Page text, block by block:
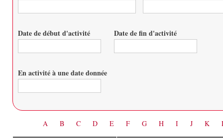
Date de début d'activité Date de fin d'activité
En activité à une date donnée
A B C D E F G H I J K